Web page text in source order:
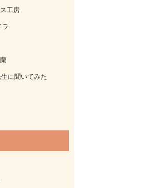
工房
に聞いてみた